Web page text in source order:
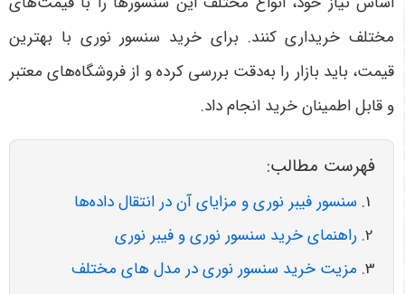
مختلف خریداری کنند. برای خرید سنسور نوری با بهترین
قیمت، باید بازار را به‌دقت بررسی کرده و از فروشگاه‌های معتبر
و قابل اطمینان خرید انجام داد.
فهرست مطالب:
سنسور فیبر نوری و مزایای آن در انتقال داده‌ها
راهنمای خرید سنسور نوری و فیبر نوری
مزیت خرید سنسور نوری در مدل های مختلف